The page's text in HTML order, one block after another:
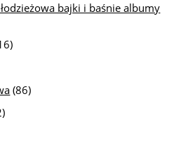
bajki i baśnie albumy
(86)